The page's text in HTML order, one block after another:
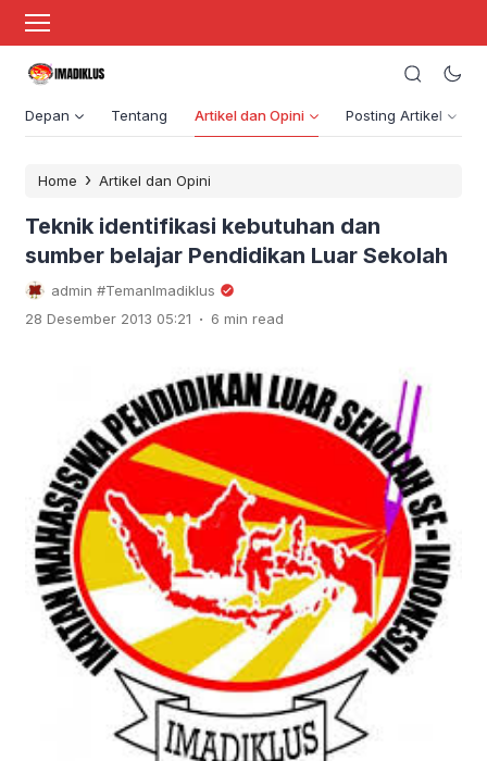
Depan Tentang Artikel dan Opini Posting Artikel
Home › Artikel dan Opini
Teknik identifikasi kebutuhan dan
sumber belajar Pendidikan Luar Sekolah
admin #TemanImadiklus
28 Desember 2013 05:21 . 6 min read